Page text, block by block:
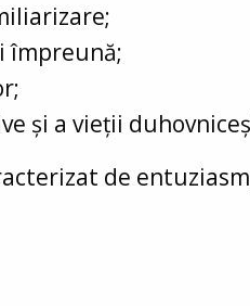
împreună;
și a vieții
de